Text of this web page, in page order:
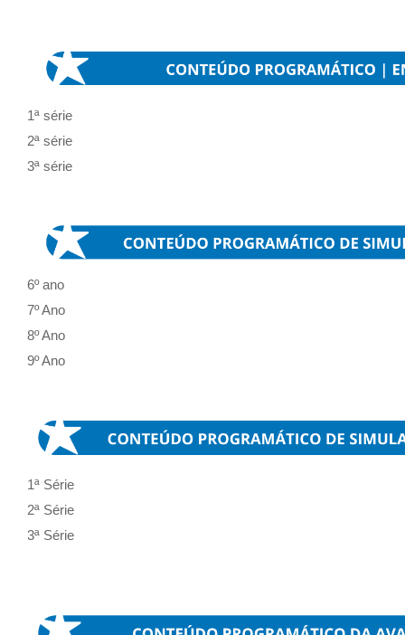
1ª série
2ª série
3ª série
6º ano
7º Ano
8º Ano
9º Ano
1ª Série
2ª Série
3ª Série